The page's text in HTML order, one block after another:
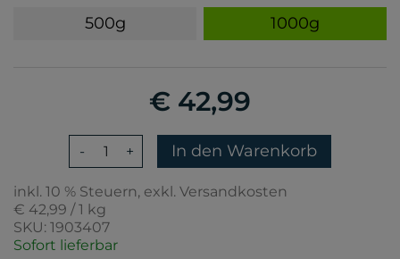
500g 1000g
€ 42,99
- + In den Warenkorb
inkl. 10 % Steuern, exkl. Versandkosten
€ 42,99 / 1 kg
SKU: 1903407
Sofort lieferbar